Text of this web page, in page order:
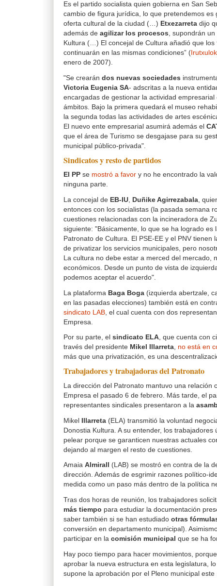
Es el partido socialista quien gobierna en San
cambio de figura jurídica, lo que pretendemos es
oferta cultural de la ciudad (…) Etxezarreta dijo
además de agilizar los procesos , supondrán un
Kultura (…) El concejal de Cultura añadió que los
continuarán en las mismas condiciones” (
enero de 2007).
"Se crearán dos nuevas sociedades
Victoria Eugenia SA- adscritas a la nueva
encargadas de gestionar la actividad empresarial
ámbitos. Bajo la primera quedará el museo
la segunda todas las actividades de artes
El nuevo ente empresarial asumirá además el
que el área de Turismo se desgajase para su
municipal público-privada".
Sindicatos y resto de partidos
El PP se mostró a favor y no he encontrado la
ninguna parte.
La concejal de EB-IU, Duñike Agirrezabala,
entonces con los socialistas (la pasada semana
cuestiones relacionadas con la incineradora de
siguiente: "Básicamente, lo que se ha logrado es
Patronato de Cultura. El PSE-EE y el PNV tienen
de privatizar los servicios municipales, pero
La cultura no debe estar a merced del mercado,
económicos. Desde un punto de vista de
podemos aceptar el acuerdo".
La plataforma Baga Boga (izquierda abertzale,
en las pasadas elecciones) también está en
sindicato LAB , el cual cuenta con dos
Empresa.
Por su parte, el sindicato ELA, que cuenta con
través del presidente Mikel Illarreta, no está en
más que una privatización, es una
Trabajadores y trabajadoras del Patronato
La dirección del Patronato mantuvo una relación
Empresa el pasado 6 de febrero. Más tarde, el
representantes sindicales presentaron a la
Mikel Illarreta (ELA) transmitió la voluntad
Donostia Kultura. A su entender, los trabajadores
pelear porque se garanticen nuestras actuales
dejando al margen el resto de cuestiones.
Amaia Almirall
(LAB) se mostró en contra de la
dirección. Además de esgrimir razones político-
medida como un paso más dentro de la política
Tras dos horas de reunión, los trabajadores
más tiempo para estudiar la documentación
saber también si se han estudiado otras
conversión en departamento municipal).
participar en la comisión municipal que se ha
Hay poco tiempo para hacer movimientos,
aprobar la nueva estructura en esta legislatura,
supone la aprobación por el Pleno municipal